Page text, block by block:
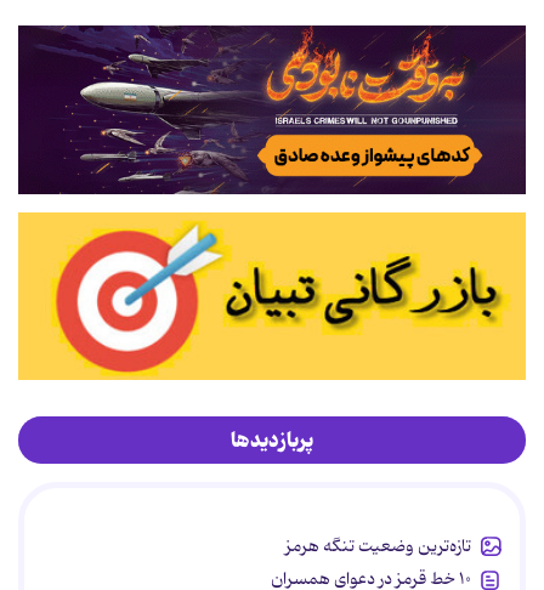
پربازدیدها
تازه‌ترین وضعیت تنگه هرمز
۱۰ خط قرمز در دعوای همسران